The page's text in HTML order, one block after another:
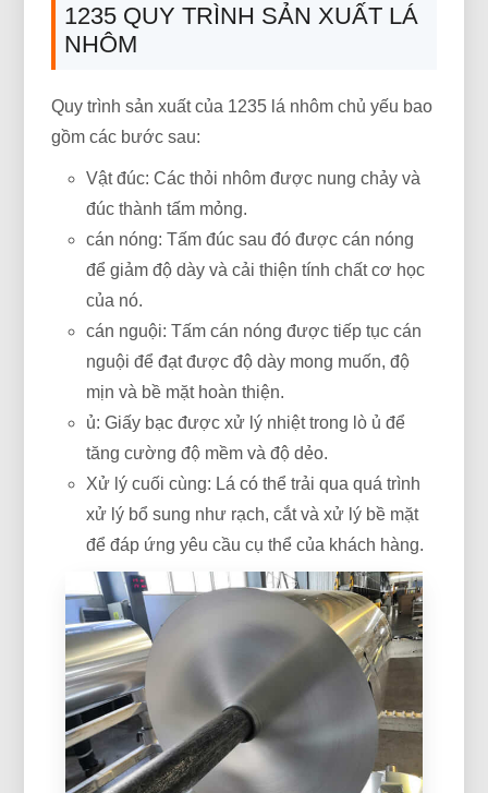
1235 QUY TRÌNH SẢN XUẤT LÁ
NHÔM
Quy trình sản xuất của 1235 lá nhôm chủ yếu bao
gồm các bước sau:
Vật đúc: Các thỏi nhôm được nung chảy và
đúc thành tấm mỏng.
cán nóng: Tấm đúc sau đó được cán nóng
để giảm độ dày và cải thiện tính chất cơ học
của nó.
cán nguội: Tấm cán nóng được tiếp tục cán
nguội để đạt được độ dày mong muốn, độ
mịn và bề mặt hoàn thiện.
ủ: Giấy bạc được xử lý nhiệt trong lò ủ để
tăng cường độ mềm và độ dẻo.
Xử lý cuối cùng: Lá có thể trải qua quá trình
xử lý bổ sung như rạch, cắt và xử lý bề mặt
để đáp ứng yêu cầu cụ thể của khách hàng.